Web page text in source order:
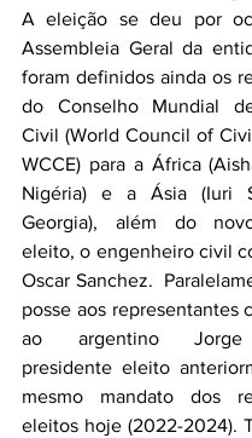
A eleição se deu por
Assembleia Geral da
foram definidos ainda os
do Conselho Mundial
Civil (World Council of
WCCE) para a África
Nigéria) e a Ásia (Iuri
Georgia), além do
eleito, o engenheiro civil
Oscar Sanchez.
posse aos representantes
ao argentino Jorge
presidente eleito
mesmo mandato dos
eleitos hoje (2022-2024).